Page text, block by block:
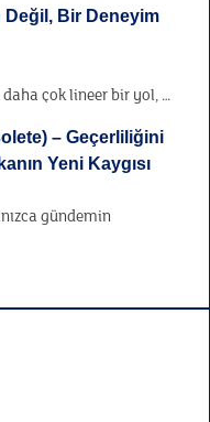
Değil, Bir Deneyim
daha çok lineer bir yol, …
– Geçerliliğini
Yeni Kaygısı
gündemin